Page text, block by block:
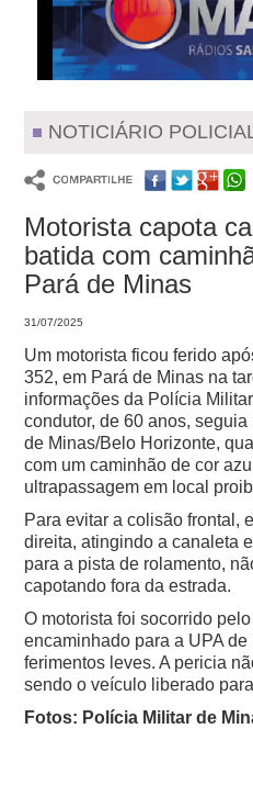
NOTICIÁRIO
Motorista capota
batida com
Pará de Minas
31/07/2025
Um motorista ficou ferido
352, em Pará de Minas na
informações da Polícia
condutor, de 60 anos,
de Minas/Belo Horizonte,
com um caminhão de cor
ultrapassagem em local
Para evitar a colisão frontal,
direita, atingindo a canaleta
para a pista de rolamento,
capotando fora da estrada.
O motorista foi socorrido
encaminhado para a UPA
ferimentos leves. A pericia
sendo o veículo liberado
Fotos: Polícia Militar de